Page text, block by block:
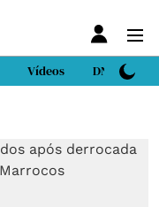
Vídeos DN Sport